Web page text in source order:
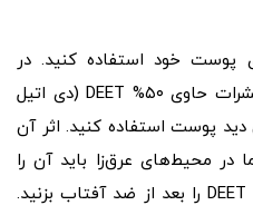
پوست خود استفاده کنید. در
دوران بارداری، باید از دافع حشرات حاوی ۵۰% DEET (دی اتیل
پوست استفاده کنید. اثر آن
اما در محیط‌های عرق‌زا باید آن را
بیشتر استفاده کنید. همیشه DEET را بعد از ضد آفتاب بزنید.